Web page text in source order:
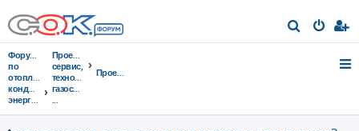
о
Форумы
по
отоплению,
кондиционированию,
энергосбережению
Проектирование,
сервис,
тeхнорматив,
газоснабжение
...
Проектирование